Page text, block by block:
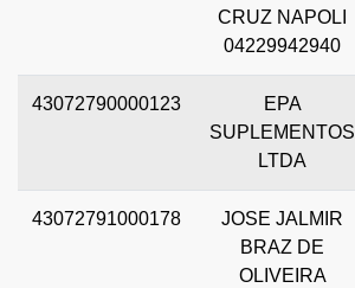
CRUZ NAPOLI
04229942940
43072790000123
EPA
SUPLEMENTOS
LTDA
43072791000178
JOSE JALMIR
BRAZ DE
OLIVEIRA